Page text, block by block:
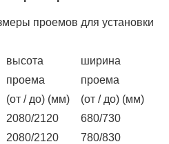
проемов для установки
высота
проема
(от / до) (мм)
ширина
проема
(от / до) (мм)
2080/2120
680/730
2080/2120
780/830